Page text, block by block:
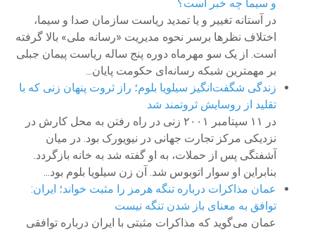
و سیما چه خبر است؟
در آستانه تغییر و یا تمدید ریاست سازمان صدا و سیما،
اختلاف نظرها برسر نحوه مدیریت «رسانه ملی» بالا گرفته
است. از یک سو مهرماه دوره پنج ساله ریاست پیمان جبلی
بر مهمترین شبکه رسانه‌ای حکومت پایان...
زندگی شگفت‌انگیز سیلویا بلوم؛ راز ثروت پنهان زنی که با
تقلید از روسایش ثروتمند شد
در ۱۱ سپتامبر ۲۰۰۱ زنی در راه رفتن به محل کارش در
نزدیکی مرکز تجارت جهانی در نیویورک بود. در میان
آشفتگی پس از حملات، به او گفته شد به خانه بازگردد.
بنابراین او سوار اتوبوس شد. آن زن سیلویا بلوم بود...
عمان مذاکرات درباره تنگه هرمز را مثبت خواند؛ ایران:
توافق به معنای باز شدن تنگه نیست
عمان می‌گوید که مذاکرات مثبتی با ایران درباره توافقی